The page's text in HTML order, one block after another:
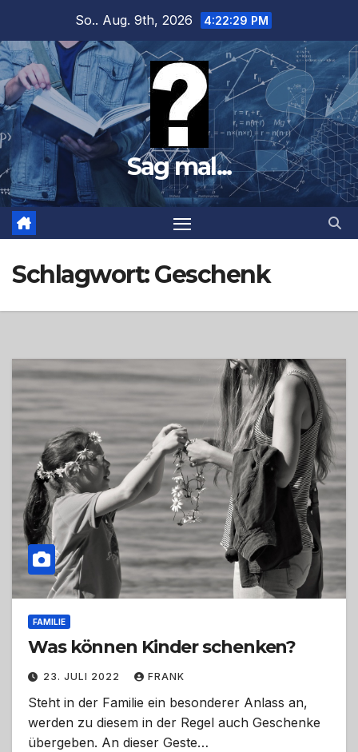
springen
So.. Aug. 9th, 2026 4:22:30 PM
Sag mal...
Schlagwort:Geschenk
FAMILIE
Was können Kinder schenken?
23. JULI 2022 FRANK
Steht in der Familie ein besonderer Anlass an,
werden zu diesem in der Regel auch Geschenke
übergeben. An dieser Geste…